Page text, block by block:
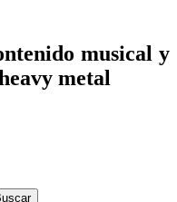
musical y
metal